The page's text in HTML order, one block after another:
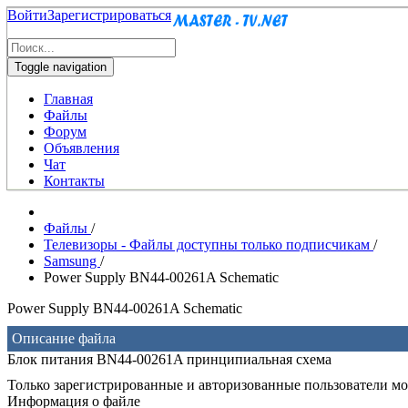
ВойтиЗарегистрироваться
Toggle navigation
Главная
Файлы
Форум
Объявления
Чат
Контакты
Файлы /
Телевизоры - Файлы доступны только подписчикам /
Samsung /
Power Supply BN44-00261A Schematic
Power Supply BN44-00261A Schematic
Описание файла
Блок питания BN44-00261A принципиальная схема
Только зарегистрированные и авторизованные пользователи
Информация о файле